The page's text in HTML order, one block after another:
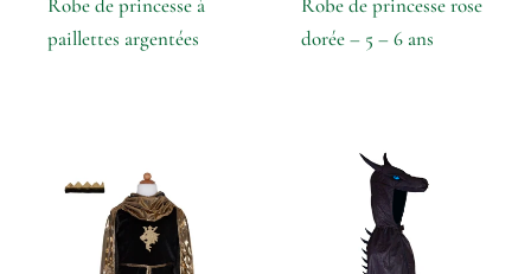
page
Robe de princesse à
paillettes argentées
Robe de princesse rose
dorée – 5 – 6 ans